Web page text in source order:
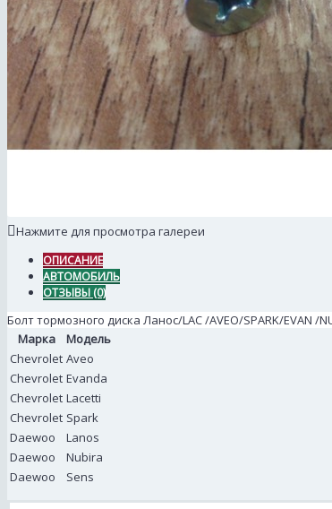
Нажмите для просмотра галереи
ОПИСАНИЕ
АВТОМОБИЛЬ
ОТЗЫВЫ (0)
Болт тормозного диска Ланос/LAC /AVEO/SPARK/EVAN /
Марка
Модель
Chevrolet Aveo
Chevrolet Evanda
Chevrolet Lacetti
Chevrolet Spark
Daewoo
Lanos
Daewoo
Nubira
Daewoo
Sens